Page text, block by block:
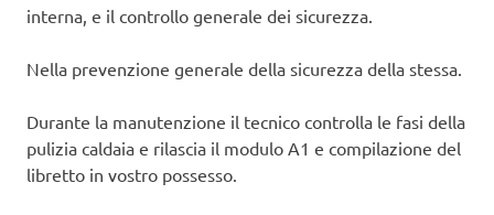
interna, e il controllo generale dei sicurezza.
Nella prevenzione generale della sicurezza della stessa.
Durante la manutenzione il tecnico controlla le fasi della
pulizia caldaia e rilascia il modulo A1 e compilazione del
libretto in vostro possesso.